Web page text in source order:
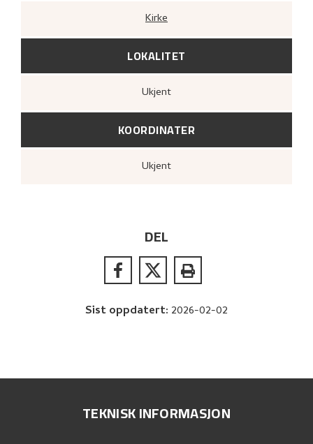
Kirke
LOKALITET
Ukjent
KOORDINATER
Ukjent
DEL
Sist oppdatert: 2026-02-02
TEKNISK INFORMASJON